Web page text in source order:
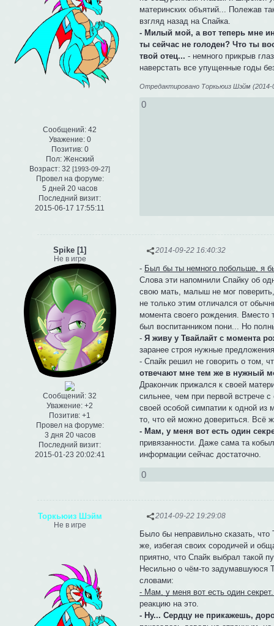
Сообщений: 42
Уважение: 0
Позитив: 0
Пол:Женский
Возраст: 32 [1993-09-27]
Провел на форуме:
5 дней 20 часов
Последний визит:
2015-06-17 17:55:11
материнских объятий... Полежав
взгляд назад на Спайка.
- Милый мой, а вот теперь мне
ты сейчас не голоден? Что ты
твой отец...- немного прикрыв
наверстать все упущенные годы
Отредактировано Торкьюиз Шэйм (2014-
0
2014-09-22 16:40:32
Spike [1]
Не в игре
Сообщений: 32
Уважение: +2
Позитив: +1
Провел на форуме:
3 дня 20 часов
Последний визит:
2015-01-23 20:02:41
- Был бы ты немного побольше, я
Слова эти напомнили Спайку об
свою мать, малыш не мог
не только этим отличался от
момента своего рождения. Вместо
был воспитанником пони... Но
- Я живу у Твайлайт с момента
заранее строя нужные
- Спайк решил не говорить о том,
отвечают мне тем же в нужный
Дракончик прижался к своей
сильнее, чем при первой встрече
своей особой симпатии к одной
то, что ей можно довериться. Всё
- Мам, у меня вот есть один
привязанности. Даже сама та
информации сейчас достаточно.
0
2014-09-22 19:29:08
Торкьюиз Шэйм
Не в игре
Было бы неправильно сказать,
же, избегая своих сородичей и
приятно, что Спайк выбрал такой
Несильно о чём-то задумавшуюся
словами:
- Мам, у меня вот есть один
реакцию на это.
- Ну... Сердцу не прикажешь,